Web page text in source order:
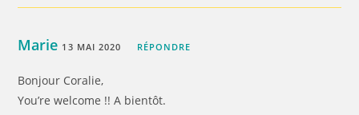
Marie 13 MAI 2020 RÉPONDRE
Bonjour Coralie,
You’re welcome !! A bientôt.